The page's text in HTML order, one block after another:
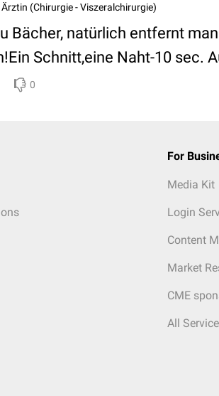
(Chirurgie - Viszeralchirurgie)
Bächer, natürlich entfernt
Schnitt,eine Naht-10 sec.
0
For
Media Kit
Login
Content
Market
CME
All